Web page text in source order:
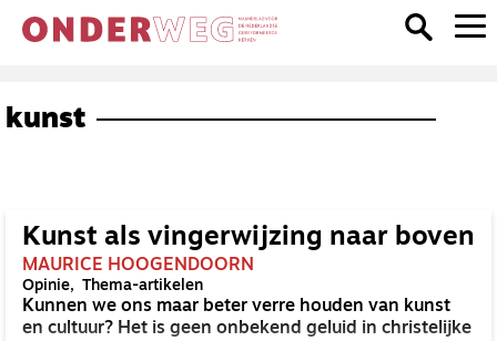
kunst
Kunst als vingerwijzing naar boven
MAURICE HOOGENDOORN
Opinie Thema-artikelen
Kunnen we ons maar beter verre houden van kunst
en cultuur? Het is geen onbekend geluid in christelijke